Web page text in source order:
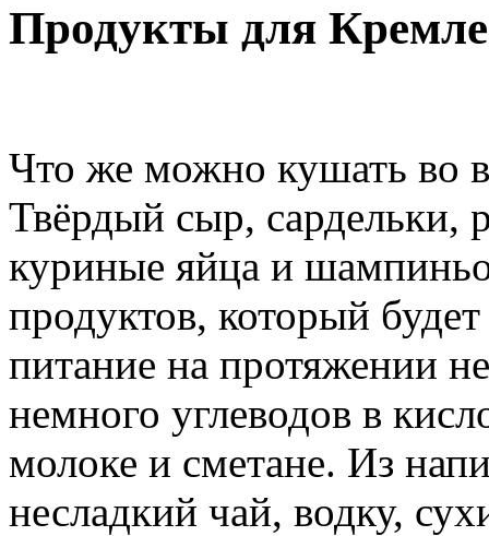
Продукты для
Что же можно кушать во
Твёрдый сыр,
куриные яйца и
продуктов, который
питание на протяжении
немного углеводов в
молоке и сметане. Из
несладкий чай, водку,